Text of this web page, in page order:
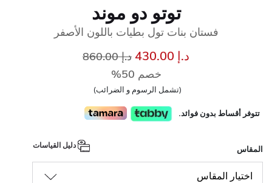
توتو دو موند
فستان بنات تول بطيات باللون الأصفر
د.إ 430.00 سعر مخفض مند.إ 860.00
خصم 50%
(تشمل الرسوم و الضرائب)
تتوفر أقساط بدون فوائد.
المقاس
اختيار المقاس